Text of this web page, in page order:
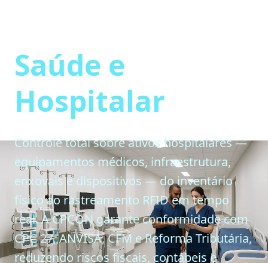
Saúde e
Hospitalar
Controle total sobre ativos hospitalares —
equipamentos médicos, infraestrutura,
enxovais e dispositivos — do inventário
físico ao rastreamento RFID em tempo
real. A CPCON garante conformidade com
CPC 27, ANVISA, CFM e Reforma Tributária,
reduzendo riscos fiscais, contábeis e